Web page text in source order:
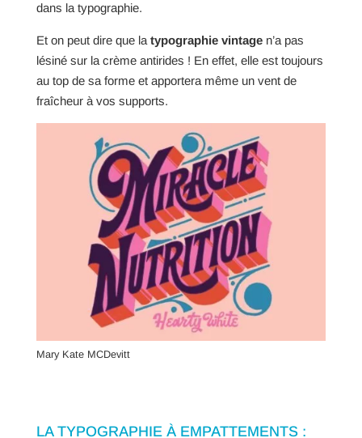
dans la typographie.
Et on peut dire que la typographie vintage n’a pas
lésiné sur la crème antirides ! En effet, elle est toujours
au top de sa forme et apportera même un vent de
fraîcheur à vos supports.
Mary Kate MCDevitt
LA TYPOGRAPHIE À EMPATTEMENTS :